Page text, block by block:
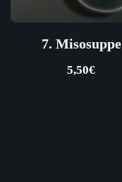
7. Misosuppe
5,50€